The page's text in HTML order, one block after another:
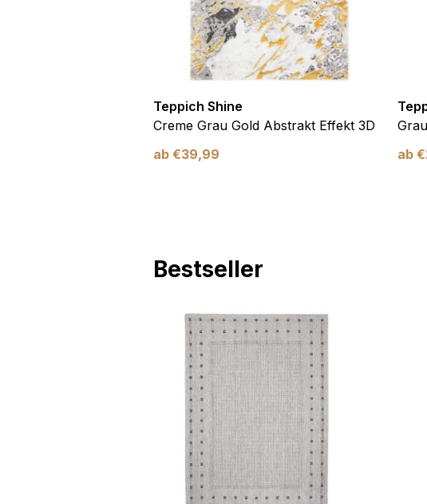
Teppich Shine
Creme Grau Gold Abstrakt Effekt 3D
ab €39,99
ab €
Bestseller
Marketing
Marketing-Cookies werden
anzuzeigen, die für den einzelnen
Werbetreibende Dritter sind.
Nicht kategorisiert.